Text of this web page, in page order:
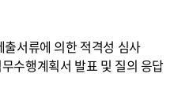
서류에 의한 적격성 심사
수행계획서 발표 및 질의 응답